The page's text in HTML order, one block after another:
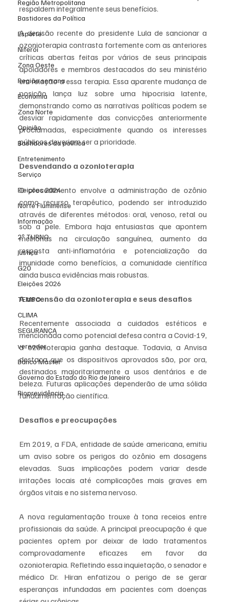
Região Metropolitana
Bastidores da Política
Esporte
Niterói
Zona Oeste
Região serrana
Economia
Zona Norte
Opinião
Bastidores da política
Entretenimento
Serviço
Eleições 2024
Norte Fluminense
Informação
2º TURNO
Justiça
G20
Eleições 2026
TEMPO
CLIMA
SEGURANÇA
vereador
Banco Master
Governo do Estado do Rio de Janeiro
Rioprevidência
respaldem integralmente seus benefícios.
A decisão recente do presidente Lula de sancionar a
ozonioterapia contrasta fortemente com as anteriores
críticas abertas feitas por vários de seus principais
apoiadores e membros destacados do seu ministério
em relação a essa terapia. Essa aparente mudança de
posição lança luz sobre uma hipocrisia latente,
demonstrando como as narrativas políticas podem se
desviar rapidamente das convicções anteriormente
proclamadas, especialmente quando os interesses
públicos deveriam ser a prioridade.
Desvendando a ozonioterapia
O procedimento envolve a administração de ozônio
como recurso terapêutico, podendo ser introduzido
através de diferentes métodos: oral, venoso, retal ou
sob a pele. Embora haja entusiastas que apontem
melhorias na circulação sanguínea, aumento da
resposta anti-inflamatória e potencialização da
imunidade como benefícios, a comunidade científica
ainda busca evidências mais robustas.
A ascensão da ozonioterapia e seus desafios
Recentemente associada a cuidados estéticos e
mencionada como potencial defesa contra a Covid-19,
a ozonioterapia ganha destaque. Todavia, a Anvisa
destaca que os dispositivos aprovados são, por ora,
destinados majoritariamente a usos dentários e de
beleza. Futuras aplicações dependerão de uma sólida
fundamentação científica.
Desafios e preocupações
Em 2019, a FDA, entidade de saúde americana, emitiu
um aviso sobre os perigos do ozônio em dosagens
elevadas. Suas implicações podem variar desde
irritações locais até complicações mais graves em
órgãos vitais e no sistema nervoso.
A nova regulamentação trouxe à tona receios entre
profissionais da saúde. A principal preocupação é que
pacientes optem por deixar de lado tratamentos
comprovadamente eficazes em favor da
ozonioterapia. Refletindo essa inquietação, o senador e
médico Dr. Hiran enfatizou o perigo de se gerar
esperanças infundadas em pacientes com doenças